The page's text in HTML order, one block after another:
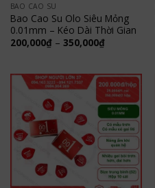
BAO CAO SU
Bao Cao Su Olo Siêu Mỏng
0.01mm – Kéo Dài Thời Gian
200,000₫ – 350,000₫Khoảng
giá:
đến
350,000₫